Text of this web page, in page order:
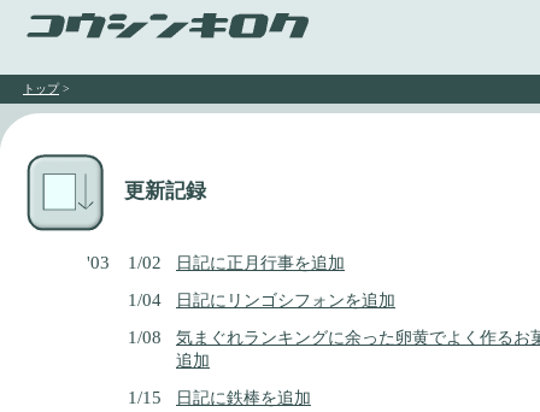
トップ>
更新記録
'03 1/02 日記に正月行事を追加
1/04 日記にリンゴシフォンを追加
1/08
気まぐれランキングに余った卵黄でよく作るお
追加
1/15 日記に鉄棒を追加